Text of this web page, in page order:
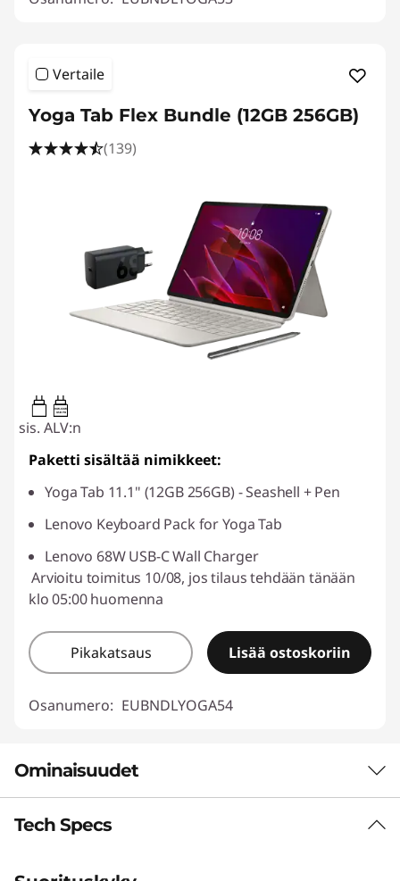
Vertaile
Yoga Tab Flex Bundle (12GB 256GB)
(139)
20W-60W
USB PD
sis. ALV:n
Paketti sisältää nimikkeet:
Yoga Tab 11.1" (12GB 256GB) - Seashell + Pen
Lenovo Keyboard Pack for Yoga Tab
Lenovo 68W USB-C Wall Charger
Arvioitu toimitus 10/08, jos tilaus tehdään tänään
klo 05:00 huomenna
Pikakatsaus Lisää ostoskoriin
Osanumero: EUBNDLYOGA54
Ominaisuudet
Tech Specs